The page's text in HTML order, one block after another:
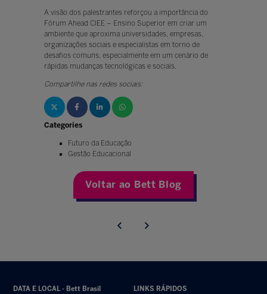
A visão dos palestrantes reforçou a importância do
Fórum Ahead CIEE – Ensino Superior em criar um
ambiente que aproxima universidades, empresas,
organizações sociais e especialistas em torno de
desafios comuns, especialmente em um cenário de
rápidas mudanças tecnológicas e sociais.
Compartilhe nas redes sociais:
Categories
Futuro da Educação
Gestão Educacional
Voltar ao Bett Blog
DATA E LOCAL - Bett Brasil LINKS RÁPIDOS